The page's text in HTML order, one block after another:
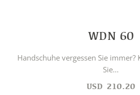
WDN 60
Handschuhe vergessen Sie immer?
Sie...
USD 210.20